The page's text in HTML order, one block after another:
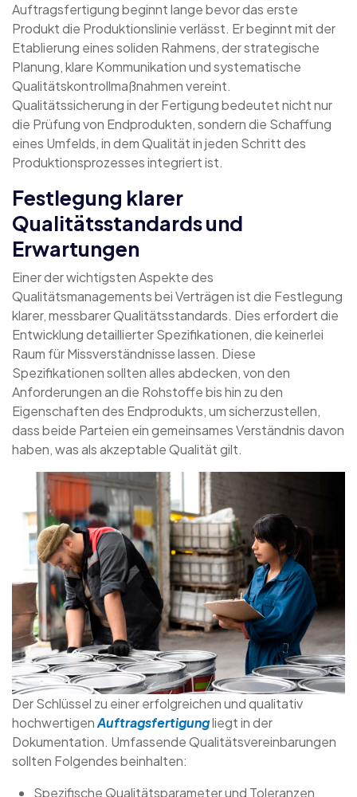
Auftragsfertigung beginnt lange bevor das erste
Produkt die Produktionslinie verlässt. Er beginnt mit der
Etablierung eines soliden Rahmens, der strategische
Planung, klare Kommunikation und systematische
Qualitätskontrollmaßnahmen vereint.
Qualitätssicherung in der Fertigung bedeutet nicht nur
die Prüfung von Endprodukten, sondern die Schaffung
eines Umfelds, in dem Qualität in jeden Schritt des
Produktionsprozesses integriert ist.
Festlegung klarer
Qualitätsstandards und
Erwartungen
Einer der wichtigsten Aspekte des
Qualitätsmanagements bei Verträgen ist die Festlegung
klarer, messbarer Qualitätsstandards. Dies erfordert die
Entwicklung detaillierter Spezifikationen, die keinerlei
Raum für Missverständnisse lassen. Diese
Spezifikationen sollten alles abdecken, von den
Anforderungen an die Rohstoffe bis hin zu den
Eigenschaften des Endprodukts, um sicherzustellen,
dass beide Parteien ein gemeinsames Verständnis davon
haben, was als akzeptable Qualität gilt.
Der Schlüssel zu einer erfolgreichen und qualitativ
hochwertigenAuftragsfertigungliegt in der
Dokumentation. Umfassende Qualitätsvereinbarungen
sollten Folgendes beinhalten:
Spezifische Qualitätsparameter und Toleranzen